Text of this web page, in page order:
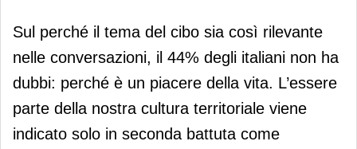
Sul perché il tema del cibo sia così rilevante
nelle conversazioni, il 44% degli italiani non ha
dubbi: perché è un piacere della vita. L’essere
parte della nostra cultura territoriale viene
indicato solo in seconda battuta come